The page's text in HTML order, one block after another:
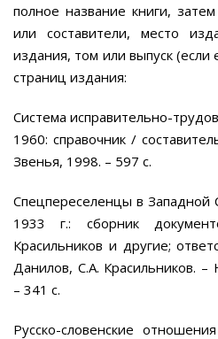
полное название книги,
или составители, место
издания, том или выпуск
страниц издания:
Система исправительно-
1960: справочник /
Звенья, 1998. – 597 с.
Спецпереселенцы в Западной
1933 г.: сборник
Красильников и другие;
Данилов, С.А. Красильников.
– 341 с.
Русско-словенские